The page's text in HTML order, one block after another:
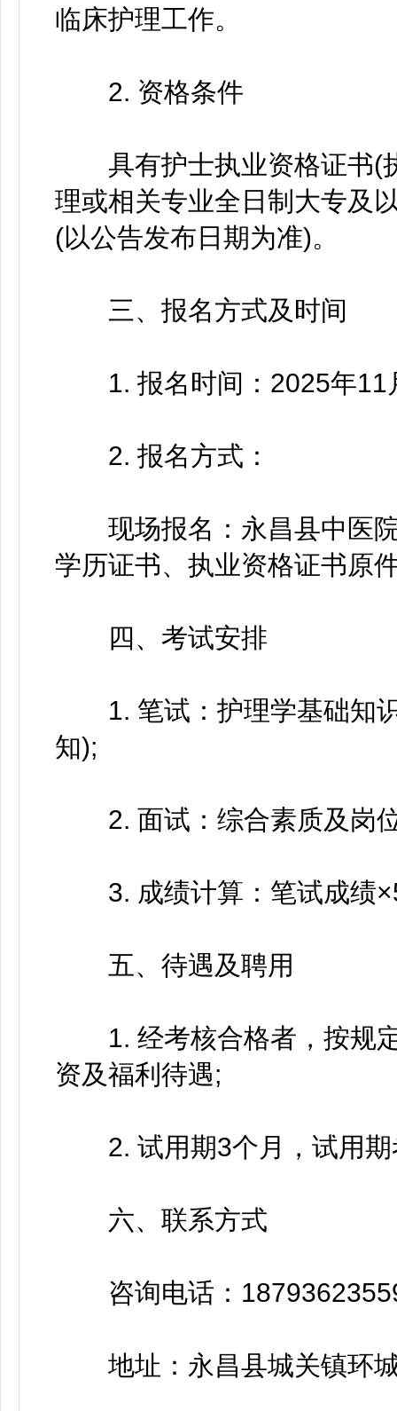
临床护理工作。
2. 资格条件
具有护士执业资格证书(
理或相关专业全日制大专及
(以公告发布日期为准)。
三、报名方式及时间
1. 报名时间：2025年11
2. 报名方式：
现场报名：永昌县中医院
学历证书、执业资格证书原
四、考试安排
1. 笔试：护理学基础知识
知);
2. 面试：综合素质及岗
3. 成绩计算：笔试成绩
五、待遇及聘用
1. 经考核合格者，按规定
资及福利待遇;
2. 试用期3个月，试用期
六、联系方式
咨询电话：
地址：永昌县城关镇环